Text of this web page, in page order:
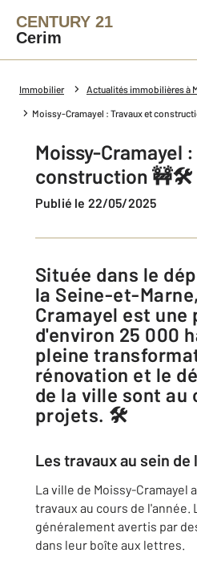
CENTURY 21
Cerim
Immobilier Actualités immobilières à
Moissy-Cramayel : Travaux et
Moissy-Cramayel
construction 🚧🛠️
Publié le 22/05/2025
Située dans le département de
la Seine-et-
Cramayel est
d'environ 25 000
pleine
rénovation et le
de la ville sont au
projets. 🛠️
Les travaux au sein
La ville de Moissy-Cramayel
travaux au cours de l'année.
généralement avertis par
dans leur boîte aux lettres.